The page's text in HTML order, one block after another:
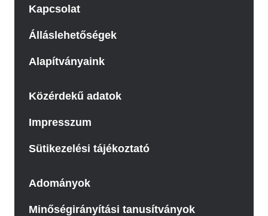
Kapcsolat
Álláslehetőségek
Alapítványaink
Közérdekű adatok
Impresszum
Sütikezelési tájékoztató
Adományok
Minőségirányítási tanusítványok